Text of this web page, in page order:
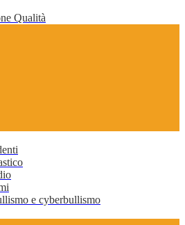
Qualità
e cyberbullismo